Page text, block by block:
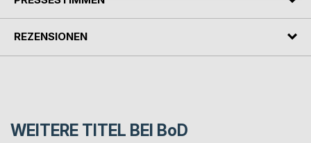
REZENSIONEN
WEITERE TITEL BEI BoD